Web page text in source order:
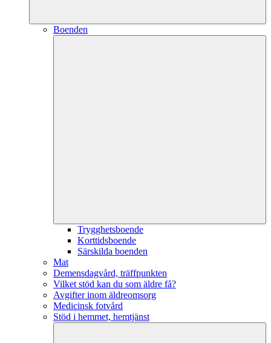
Boenden
Trygghetsboende
Korttidsboende
Särskilda boenden
Mat
Demensdagvård, träffpunkten
Vilket stöd kan du som äldre få?
Avgifter inom äldreomsorg
Medicinsk fotvård
Stöd i hemmet, hemtjänst